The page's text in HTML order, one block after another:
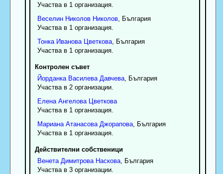
Участва в 1 организация.
Веселин Николов Николов, България
Участва в 1 организация.
Тонка Иванова Цветкова, България
Участва в 1 организация.
Контролен съвет
Йорданка Василева Давчева, България
Участва в 2 организации.
Елена Ангелова Цветкова
Участва в 1 организация.
Мариана Атанасова Джорапова, България
Участва в 1 организация.
Действителни собственици
Венета Димитрова Наскова, България
Участва в 3 организации.